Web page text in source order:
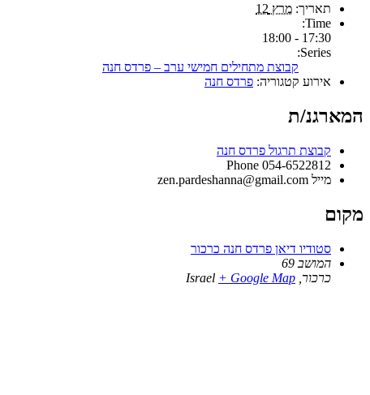
תאריך: מרץ 12
Time:
17:30 - 18:00
Series:
קבוצת מתחילים חמישי ערב – פרדס חנה
אירוע קטגוריה: פרדס חנה
המארגנ/ת
קבוצת תרגול פרדס חנה
Phone 054-6522812
מייל zen.pardeshanna@gmail.com
מקום
סטודיו דיאן פרדס חנה כרכור
המושב 69
כרכור
Israel + Google Map